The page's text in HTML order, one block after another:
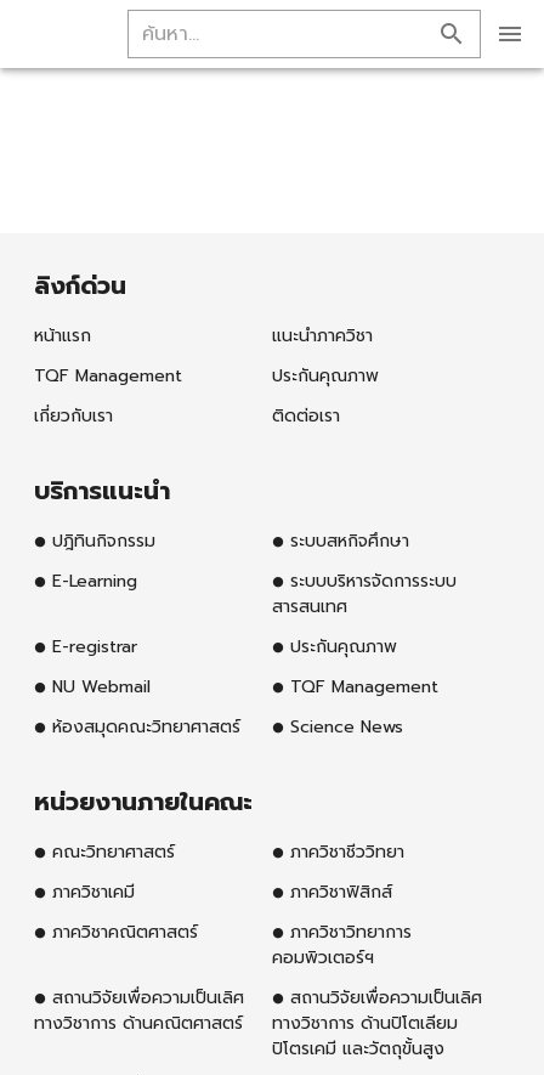
ลิงก์ด่วน
หน้าแรก
แนะนำภาควิชา
TQF Management
ประกันคุณภาพ
เกี่ยวกับเรา
ติดต่อเรา
บริการแนะนำ
ปฎิทินกิจกรรม
ระบบสหกิจศึกษา
E-Learning
ระบบบริหารจัดการระบบ
สารสนเทศ
E-registrar
ประกันคุณภาพ
NU Webmail
TQF Management
ห้องสมุดคณะวิทยาศาสตร์
Science News
หน่วยงานภายในคณะ
คณะวิทยาศาสตร์
ภาควิชาชีววิทยา
ภาควิชาเคมี
ภาควิชาฟิสิกส์
ภาควิชาคณิตศาสตร์
ภาควิชาวิทยาการ
คอมพิวเตอร์ฯ
สถานวิจัยเพื่อความเป็นเลิศ
ทางวิชาการ ด้านคณิตศาสตร์
สถานวิจัยเพื่อความเป็นเลิศ
ทางวิชาการ ด้านปิโตเลียม
ปิโตรเคมี และวัตถุขั้นสูง